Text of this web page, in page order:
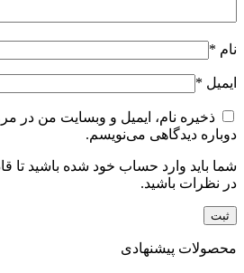
نام *
ایمیل *
ذخیره نام، ایمیل و وبسایت من در
دوباره دیدگاهی می‌نویسم.
شما باید وارد حساب خود شده باشید تا
در نظرات باشید.
محصولات پیشنهادی